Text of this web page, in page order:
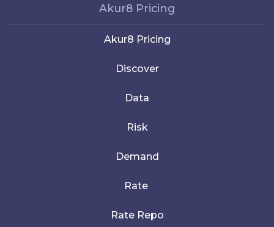
Akur8 Pricing
Akur8 Pricing
Discover
Data
Risk
Demand
Rate
Rate Repo